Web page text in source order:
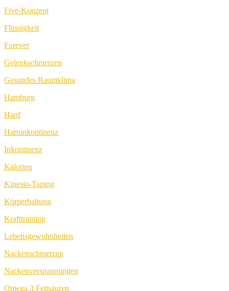
Five-Konzept
Flüssigkeit
Forever
Gelenkschmerzen
Gesundes Raumklima
Hamburg
Hanf
Harninkontinenz
Inkontinenz
Kalorien
Kinesio-Taping
Körperhaltung
Krafttraining
Lebensgewohnheiten
Nackenschmerzen
Nackenverspannungen
Omega 3 Fettsäuren